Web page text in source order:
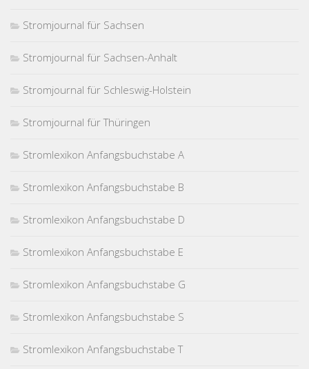
Stromjournal für Sachsen
Stromjournal für Sachsen-Anhalt
Stromjournal für Schleswig-Holstein
Stromjournal für Thüringen
Stromlexikon Anfangsbuchstabe A
Stromlexikon Anfangsbuchstabe B
Stromlexikon Anfangsbuchstabe D
Stromlexikon Anfangsbuchstabe E
Stromlexikon Anfangsbuchstabe G
Stromlexikon Anfangsbuchstabe S
Stromlexikon Anfangsbuchstabe T